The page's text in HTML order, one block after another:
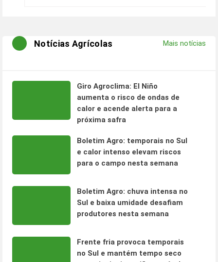
Notícias Agrícolas Mais notícias
Giro Agroclima: El Niño
aumenta o risco de ondas de
calor e acende alerta para a
próxima safra
Boletim Agro: temporais no Sul
e calor intenso elevam riscos
para o campo nesta semana
Boletim Agro: chuva intensa no
Sul e baixa umidade desafiam
produtores nesta semana
Frente fria provoca temporais
no Sul e mantém tempo seco